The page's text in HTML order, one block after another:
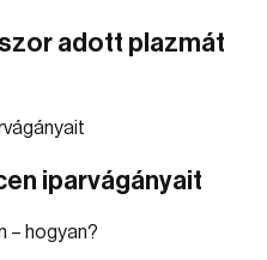
adott plazmát
iparvágányait